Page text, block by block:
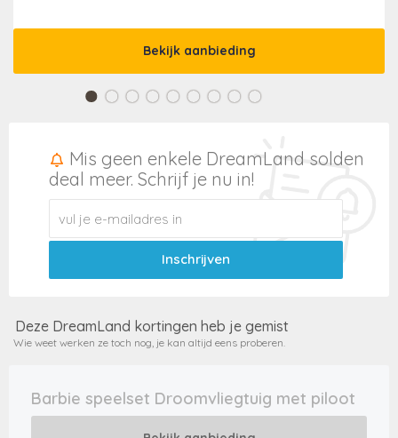
Bekijk aanbieding
Mis geen enkele DreamLand solden
deal meer. Schrijf je nu in!
Deze DreamLand kortingen heb je gemist
Wie weet werken ze toch nog, je kan altijd eens proberen.
Barbie speelset Droomvliegtuig met piloot